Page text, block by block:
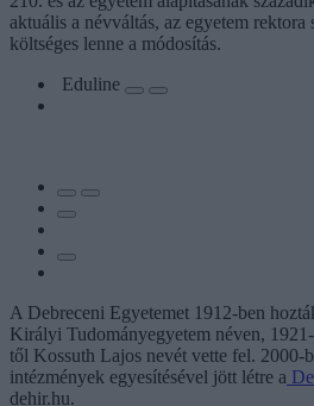
aktuális a névváltás, az egyetem rektora
költséges lenne a módosítás.
Eduline
A Debreceni Egyetemet 1912-ben
Királyi Tudományegyetem néven,
től Kossuth Lajos nevét vette fel. 2000-
intézmények egyesítésével jött létre a
dehir.hu.